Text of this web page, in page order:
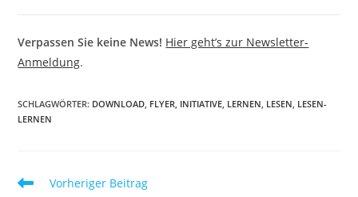
Verpassen Sie keine News! Hier geht’s zur Newsletter-
Anmeldung.
SCHLAGWÖRTER: DOWNLOAD, FLYER, INITIATIVE, LERNEN, LESEN, LESEN-
LERNEN
WeitereVorheriger Beitrag